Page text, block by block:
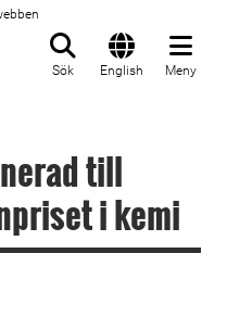
Sök English Meny
till
i kemi